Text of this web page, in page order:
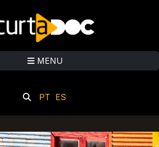
MENU
PT ES